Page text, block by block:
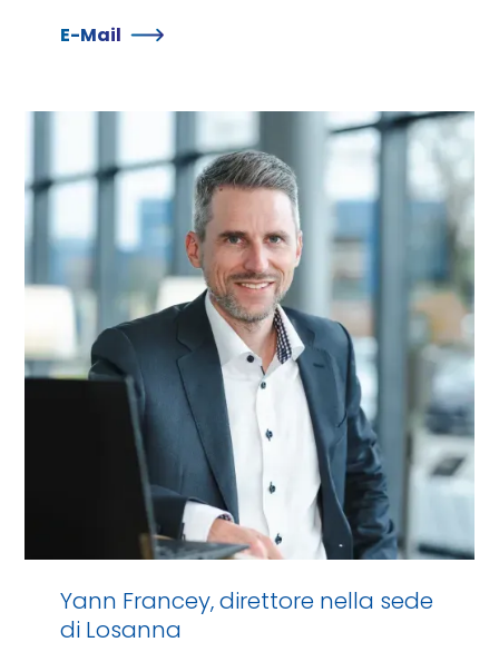
E-Mail
Yann Francey, direttore nella sede
di Losanna